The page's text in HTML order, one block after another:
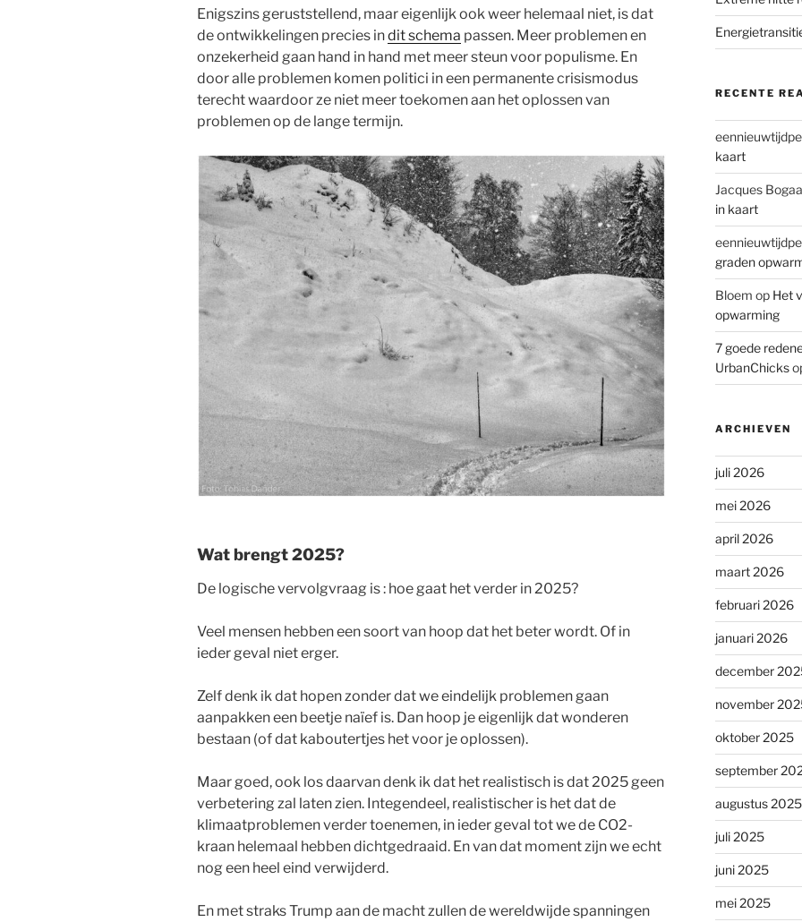
Enigszins geruststellend, maar eigenlijk ook weer helemaal niet, is dat
de ontwikkelingen precies indit schema passen. Meer problemen en
onzekerheid gaan hand in hand met meer steun voor populisme. En
door alle problemen komen politici in een permanente crisismodus
terecht waardoor ze niet meer toekomen aan het oplossen van
problemen op de lange termijn.
Wat brengt 2025?
De logische vervolgvraag is : hoe gaat het verder in 2025?
Veel mensen hebben een soort van hoop dat het beter wordt. Of in
ieder geval niet erger.
Zelf denk ik dat hopen zonder dat we eindelijk problemen gaan
aanpakken een beetje naïef is. Dan hoop je eigenlijk dat wonderen
bestaan (of dat kaboutertjes het voor je oplossen).
Maar goed, ook los daarvan denk ik dat het realistisch is dat 2025 geen
verbetering zal laten zien. Integendeel, realistischer is het dat de
klimaatproblemen verder toenemen, in ieder geval tot we de CO2-
kraan helemaal hebben dichtgedraaid. En van dat moment zijn we echt
nog een heel eind verwijderd.
En met straks Trump aan de macht zullen de wereldwijde spanningen
RECENTE
kaart
Jacques
in kaart
graden
Bloem op Het
opwarming
7 goede
UrbanChicks
ARCHIEVEN
juli 2026
mei 2026
april 2026
maart 2026
februari 2026
januari 2026
december
november
oktober 2025
september
augustus 2025
juli 2025
juni 2025
mei 2025